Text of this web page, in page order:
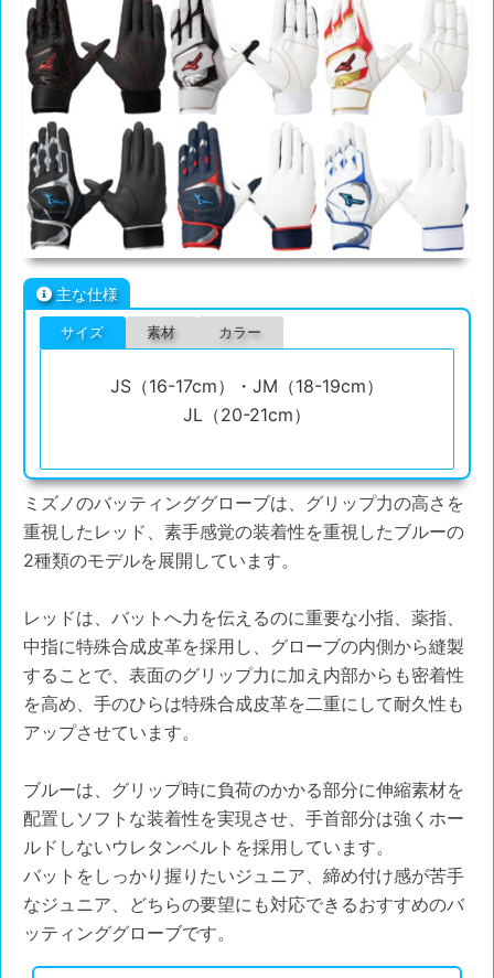
主な仕様
サイズ 素材 カラー
JS（16-17cm）・JM（18-19cm）
JL（20-21cm）
ミズノのバッティンググローブは、グリップ力の高さを
重視したレッド、素手感覚の装着性を重視したブルーの
2種類のモデルを展開しています。
レッドは、バットへ力を伝えるのに重要な小指、薬指、
中指に特殊合成皮革を採用し、グローブの内側から縫製
することで、表面のグリップ力に加え内部からも密着性
を高め、手のひらは特殊合成皮革を二重にして耐久性も
アップさせています。
ブルーは、グリップ時に負荷のかかる部分に伸縮素材を
配置しソフトな装着性を実現させ、手首部分は強くホー
ルドしないウレタンベルトを採用しています。
バットをしっかり握りたいジュニア、締め付け感が苦手
なジュニア、どちらの要望にも対応できるおすすめのバ
ッティンググローブです。